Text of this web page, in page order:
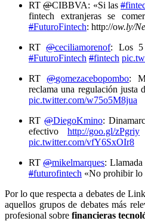
RT@CIBBVA: «Si las #
fintech extranjeras se
#FuturoFintech: http://ow.ly/
RT@ceciliamorenof: Los 5
#FuturoFintech #fintech
RT@gomezacebopombo:
reclama una regulación justa
pic.twitter.com/w75o5M8jua
RT@DiegoKmino:
efectivo http://goo.gl/zPgriy
pic.twitter.com/vfY6SxOIr8
RT@mikelmarques: Llamada
#futurofintech «No prohibir lo
Por lo que respecta a debates de
aquellos grupos de debates más
profesional sobre financieras